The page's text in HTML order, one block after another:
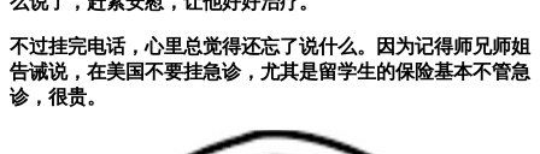
不过挂完电话，心里总觉得还忘了说什么。因为记得师兄师姐
告诫说，在美国不要挂急诊，尤其是留学生的保险基本不管急
诊，很贵。